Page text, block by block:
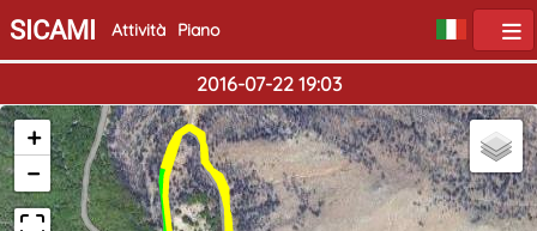
SICAMI Attività Piano
2016-07-22 19:03
+
−